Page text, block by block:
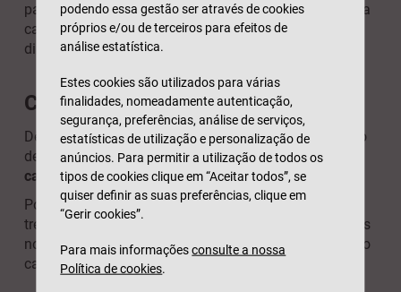
passos, que tal trocar um café com um amigo por uma
caminhada e, simultaneamente, pôr a conversa em
dia?
Crie um plano de ação flexível
Dê alguma flexibilidade e adaptabilidade ao seu plano
de ação, para queos obstáculos imprevistos não lhe
causem bloqueios e lhe façam perder o entusiasmo
Por exemplo, poderá ter de alterar os seus dias de
treino, se estiver constipado, ou fazer alguns exercícios
no ginásio, se uma aula defitness,ao ar livre, tiver sido
cancelada devido ao mau tempo.
podendo essa gestão ser através de cookies
próprios e/ou de terceiros para efeitos de
análise estatística.
Estes cookies são utilizados para várias
finalidades, nomeadamente autenticação,
segurança, preferências, análise de serviços,
estatísticas de utilização e personalização de
anúncios. Para permitir a utilização de todos os
tipos de cookies clique em “Aceitar todos”, se
quiser definir as suas preferências, clique em
“Gerir cookies”.
Para mais informaçõesconsulte a nossa
Política de cookies.